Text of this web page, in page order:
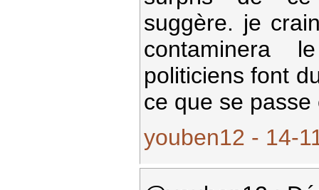
suggère. je
contaminera
politiciens font
ce que se
youben12 - 14-